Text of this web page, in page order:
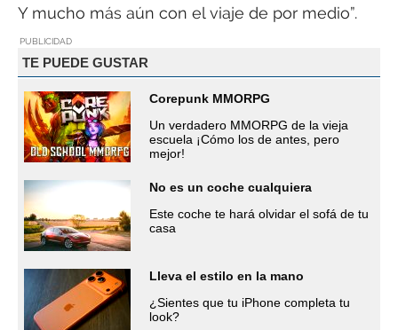
Y mucho más aún con el viaje de por medio”.
PUBLICIDAD
TE PUEDE GUSTAR
Corepunk MMORPG
Un verdadero MMORPG de la vieja
escuela ¡Cómo los de antes, pero
mejor!
No es un coche cualquiera
Este coche te hará olvidar el sofá de tu
casa
Lleva el estilo en la mano
¿Sientes que tu iPhone completa tu
look?